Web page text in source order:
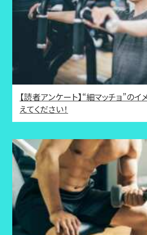
【読者アンケート】“細マッチョ”の
えてください！